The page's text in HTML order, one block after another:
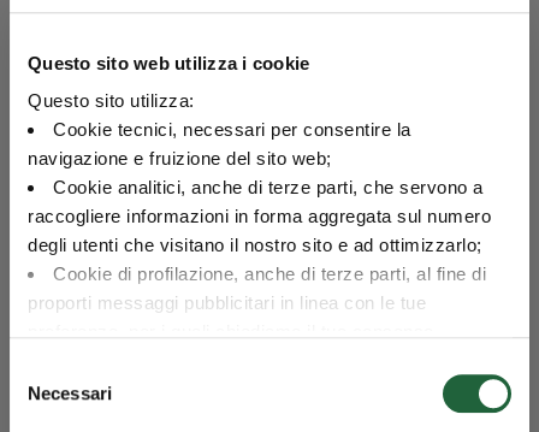
Questo sito web utilizza i cookie
Questo sito utilizza:
Cookie tecnici, necessari per consentire la
navigazione e fruizione del sito web;
Cookie analitici, anche di terze parti, che servono a
raccogliere informazioni in forma aggregata sul numero
degli utenti che visitano il nostro sito e ad ottimizzarlo;
Cookie di profilazione, anche di terze parti, al fine di
proporti messaggi pubblicitari in linea con le tue
in cui potrai modificare la tua scelta in qualsiasi momento
oppure puoi negare l'utilizzo di questi cookie cliccando su
delNecessari
Esposizione per paese al 31/07/2026
Categoria
Valore
Italia
60.5
Francia
13.5
Spagna
Germania
Italia